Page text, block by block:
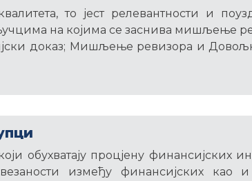
то јест релевантности и
на којима се заснива мишљење
доказ; Мишљење ревизора и
обухватају процјену финансијских
између финансијских као и